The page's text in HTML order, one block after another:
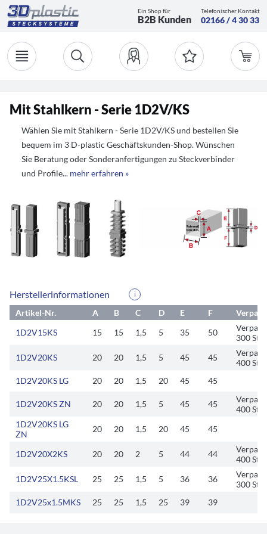
Ein Shop für
B2B Kunden
Telefonischer Kontakt
02166 / 4 30 33
Mit Stahlkern - Serie 1D2V/KS
Wählen Sie mit Stahlkern - Serie 1D2V/KS und bestellen Sie
bequem im 3 D-plastic Geschäftskunden-Shop. Wünschen
Sie Beratung oder Sonderanfertigungen zu Steckverbinder
und Profile... mehr erfahren »
Herstellerinformationen i
Artikel-Nr. A B C D E F
1D2V15KS
15 15 1,5 5 35 50
300
1D2V20KS
20 20 1,5 5 45 45
400
1D2V20KS LG
20 20 1,5 20 45 45
1D2V20KS ZN 20 20 1,5 5 45 45
400
1D2V20KS LG
ZN
20 20 1,5 20 45 45
1D2V20X2KS 20 20 2 5 44 44
400
1D2V25X1.5KSL
25 25 1,5 5 36 36
300
1D2V25x1.5MKS
25 25 1,5 25 39
39